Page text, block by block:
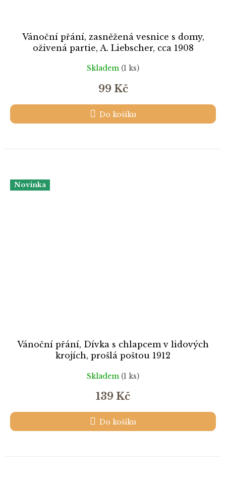
Vánoční přání, zasněžená vesnice s domy,
oživená partie, A. Liebscher, cca 1908
Skladem (1 ks)
99 Kč
Do košíku
Novinka
Vánoční přání, Dívka s chlapcem v lidových
krojích, prošlá poštou 1912
Skladem (1 ks)
139 Kč
Do košíku